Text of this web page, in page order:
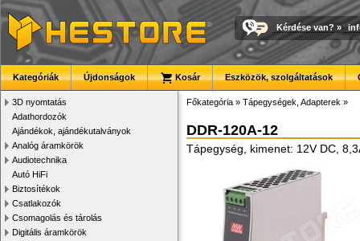
Kérdése van? »
Kategóriák Újdonságok Kosár Eszközök, szolgáltatások
3D nyomtatás
Adathordozók
Ajándékok, ajándékutalványok
Analóg áramkörök
Audiotechnika
Autó HiFi
Biztosítékok
Csatlakozók
Csomagolás és tárolás
Digitális áramkörök
Főkategória » Tápegységek, Adapterek »
DDR-120A-12
Tápegység, kimenet: 12V DC,